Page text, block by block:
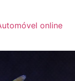
online